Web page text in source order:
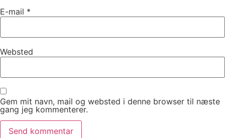
E-mail *
Websted
Gem mit navn, mail og websted i denne browser til næste
gang jeg kommenterer.